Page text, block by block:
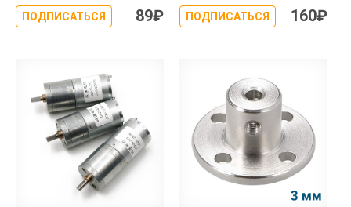
ПОДПИСАТЬСЯ 89₽ ПОДПИСАТЬСЯ 160₽